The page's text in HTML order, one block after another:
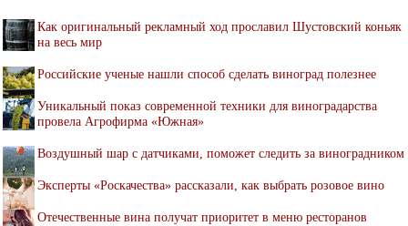
Как оригинальный рекламный ход прославил Шустовский коньяк
на весь мир
Российские ученые нашли способ сделать виноград полезнее
Уникальный показ современной техники для виноградарства
провела Агрофирма «Южная»
Воздушный шар с датчиками, поможет следить за виноградником
Эксперты «Роскачества» рассказали, как выбрать розовое вино
Отечественные вина получат приоритет в меню ресторанов